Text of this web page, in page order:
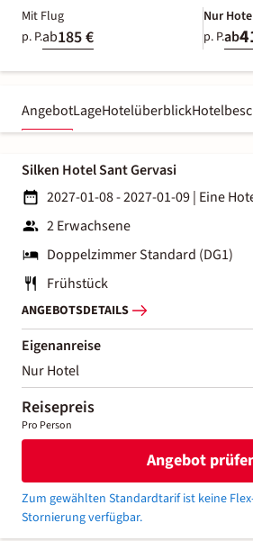
Mit Flug
p. P.ab185 €
Nur
p. P.ab
AngebotLageHotelüberblick
Silken Hotel Sant Gervasi
2027-01-08 - 2027-01-09| Eine
2 Erwachsene
Doppelzimmer Standard (DG1)
Frühstück
ANGEBOTSDETAILS
Eigenanreise
Nur Hotel
Reisepreis
Pro Person
Angebot
Zum gewählten Standardtarif ist keine
Stornierung verfügbar.